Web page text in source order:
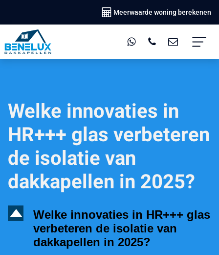
Meerwaarde woning berekenen
Welke innovaties in
HR+++ glas verbeteren
de isolatie van
dakkapellen in 2025?
D
Welke innovaties in HR+++ glas
verbeteren de isolatie van
dakkapellen in 2025?